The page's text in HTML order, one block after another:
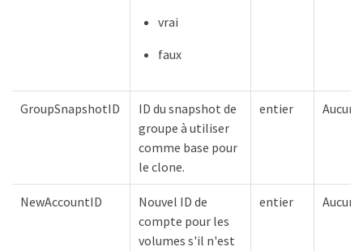
vrai
faux
GroupSnapshotID
ID du snapshot de
groupe à utiliser
comme base pour
le clone.
entier Aucune
NewAccountID
Nouvel ID de
compte pour les
volumes s'il n'est
entier Aucune